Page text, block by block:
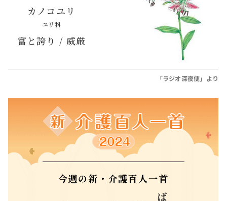
カノコユリ
ユリ科
富と誇り / 威厳
「ラジオ深夜便」より
今週の新・介護百人一首